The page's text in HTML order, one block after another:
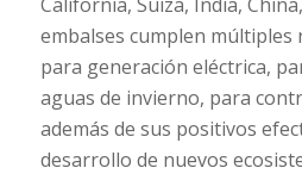
embalses cumplen múltiples
para generación eléctrica,
aguas de invierno, para
además de sus positivos
desarrollo de nuevos